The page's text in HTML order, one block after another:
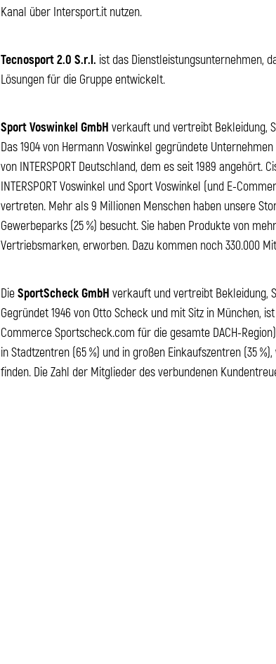
Kanal über Intersport.it nutzen.
Tecnosport 2.0 S.r.l. ist das Dienstleistungsunternehmen,
Lösungen für die Gruppe entwickelt.
Sport Voswinkel GmbH verkauft und vertreibt Bekleidung,
Das 1904 von Hermann Voswinkel gegründete
von INTERSPORT Deutschland, dem es seit 1989
INTERSPORT Voswinkel und Sport Voswinkel (und E-
vertreten. Mehr als 9 Millionen Menschen haben unsere
Gewerbeparks (25 %) besucht. Sie haben Produkte von
Vertriebsmarken, erworben. Dazu kommen noch 330.000
DieSportScheck GmbH verkauft und vertreibt Bekleidung,
Gegründet 1946 von Otto Scheck und mit Sitz in München,
Commerce Sportscheck.com für die gesamte DACH-
in Stadtzentren (65 %) und in großen Einkaufszentren (35
finden. Die Zahl der Mitglieder des verbundenen